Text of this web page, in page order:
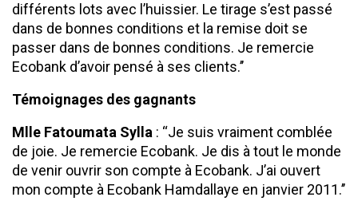
différents lots avec l’huissier. Le tirage s’est passé
dans de bonnes conditions et la remise doit se
passer dans de bonnes conditions. Je remercie
Ecobank d’avoir pensé à ses clients.’’
Témoignages des gagnants
Mlle Fatoumata Sylla : ‘‘Je suis vraiment comblée
de joie. Je remercie Ecobank. Je dis à tout le monde
de venir ouvrir son compte à Ecobank. J’ai ouvert
mon compte à Ecobank Hamdallaye en janvier 2011.’’